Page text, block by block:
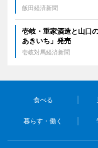
飯田経済新聞
壱岐・重家酒造と山口
あきいち」発売
壱岐対馬経済新聞
食べる
暮らす・働く